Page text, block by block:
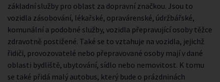
základní služby pro oblast za dopravní značkou. Jsou to
vozidla zásobování, lékařské, opravárenské, údržbářské,
komunální a podobné služby, vozidla přepravující osoby těžce
zdravotně postižené. Také se to vztahuje na vozidla, jejichž
řidiči, provozovatelé nebo přepravované osoby mají v dané
oblasti bydliště, ubytování, sídlo nebo nemovitost. K tomu
se také přidá malý autobus, který bude o prázdninách